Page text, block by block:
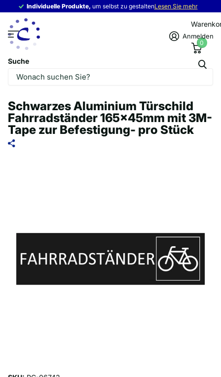
Individuelle Produkte, um selbst zu gestaltenLesen Sie mehr
Individuelle Produkte,
Suche
Anmelden
0
Schwarzes Aluminium Türschild
Fahrradständer 165x45mm mit 3M-
Tape zur Befestigung- pro Stück